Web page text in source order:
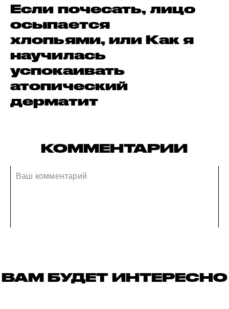
Если почесать, лицо
осыпается
хлопьями, или Как я
научилась
успокаивать
атопический
дерматит
КОММЕНТАРИИ
ВАМ БУДЕТ ИНТЕРЕСНО